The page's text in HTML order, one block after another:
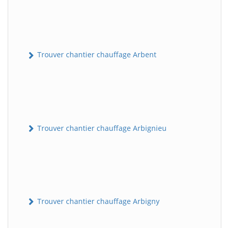
Trouver chantier chauffage Arbent
Trouver chantier chauffage Arbignieu
Trouver chantier chauffage Arbigny